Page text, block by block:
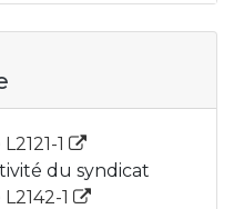
1
du syndicat
1